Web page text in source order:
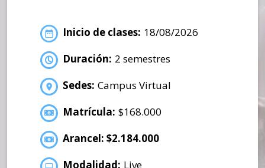
Inicio de clases: 18/08/2026
Duración: 2 semestres
Sedes: Campus Virtual
Matrícula: $168.000
Arancel: $2.184.000
Modalidad: Live